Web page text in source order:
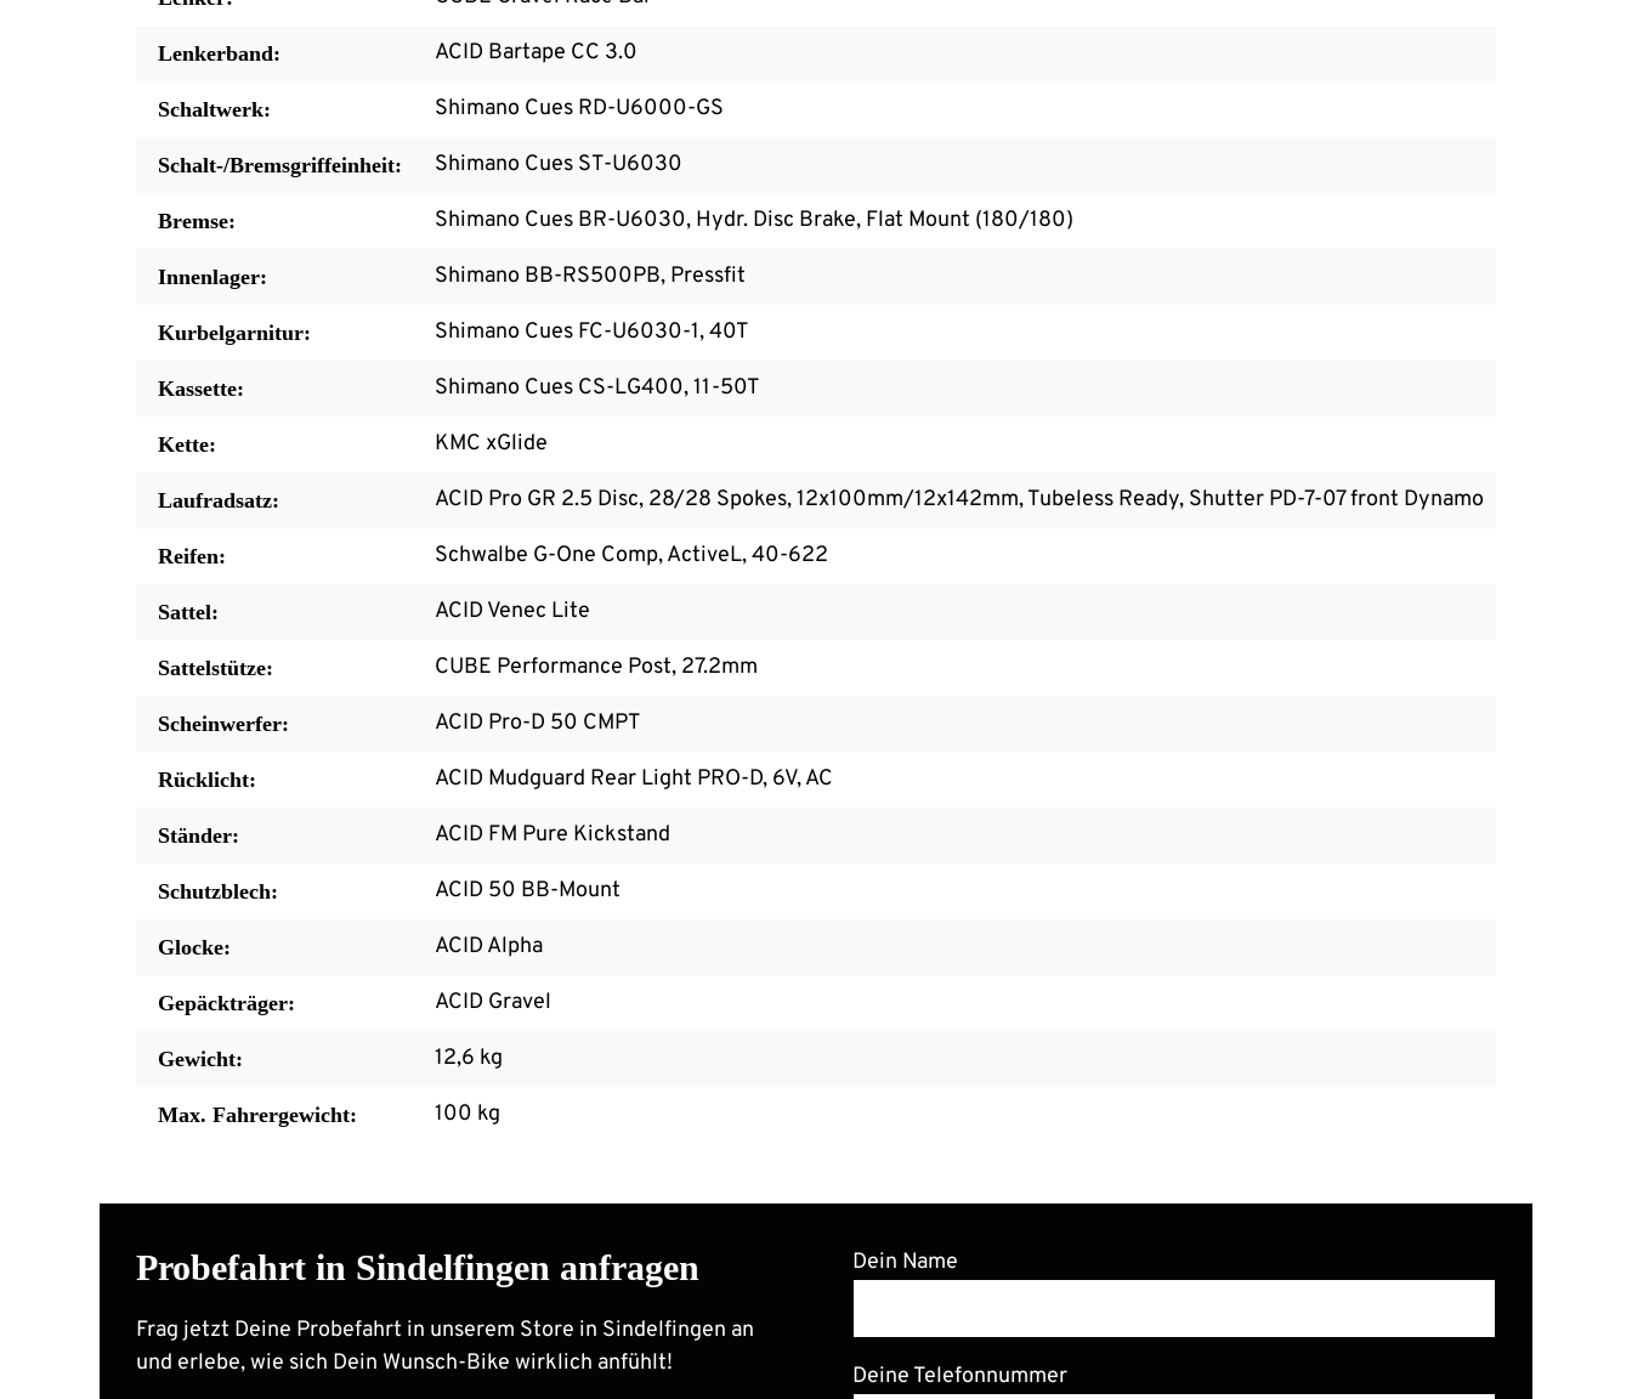
Lenkerband: ACID Bartape CC 3.0
Schaltwerk: Shimano Cues RD-U6000-GS
Schalt-/Bremsgriffeinheit: Shimano Cues ST-U6030
Bremse: Shimano Cues BR-U6030, Hydr. Disc Brake, Flat Mount (180/180)
Innenlager: Shimano BB-RS500PB, Pressfit
Kurbelgarnitur: Shimano Cues FC-U6030-1, 40T
Kassette: Shimano Cues CS-LG400, 11-50T
Kette: KMC xGlide
Laufradsatz: ACID Pro GR 2.5 Disc, 28/28 Spokes, 12x100mm/12x142mm, Tubeless Ready, Shutter PD-7-07 front Dynamo
Reifen: Schwalbe G-One Comp, ActiveL, 40-622
Sattel: ACID Venec Lite
Sattelstütze: CUBE Performance Post, 27.2mm
Scheinwerfer: ACID Pro-D 50 CMPT
Rücklicht: ACID Mudguard Rear Light PRO-D, 6V, AC
Ständer: ACID FM Pure Kickstand
Schutzblech: ACID 50 BB-Mount
Glocke: ACID Alpha
Gepäckträger: ACID Gravel
Gewicht: 12,6 kg
Max. Fahrergewicht: 100 kg
Probefahrt in Sindelfingen anfragen
Frag jetzt Deine Probefahrt in unserem Store in Sindelfingen an
und erlebe, wie sich Dein Wunsch-Bike wirklich anfühlt!
Dein Name
Deine Telefonnummer